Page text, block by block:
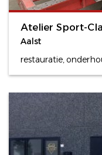
Atelier Sport-
Aalst
restauratie,